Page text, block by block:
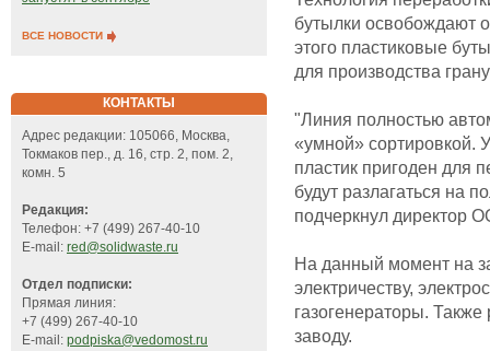
ВСЕ НОВОСТИ
КОНТАКТЫ
Адрес редакции: 105066, Москва,
Токмаков пер., д. 16, стр. 2, пом. 2,
комн. 5
Редакция:
Телефон: +7 (499) 267-40-10
E-mail: red@solidwaste.ru
Отдел подписки:
Прямая линия:
+7 (499) 267-40-10
E-mail: podpiska@vedomost.ru
бутылки освобождают
этого пластиковые
для производства
"Линия полностью
«умной» сортировкой.
пластик пригоден для
будут разлагаться на
подчеркнул директор
На данный момент на
электричеству,
газогенераторы.
заводу.